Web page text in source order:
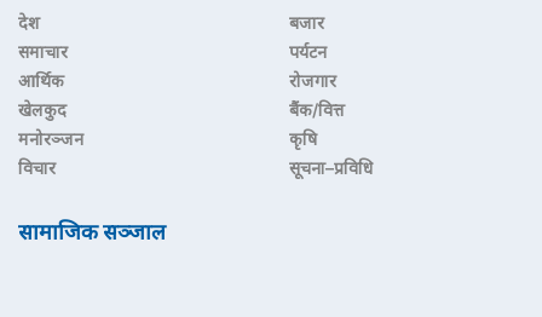
देश
समाचार
आर्थिक
खेलकुद
मनोरञ्जन
विचार
बजार
पर्यटन
रोजगार
बैंक/वित्त
कृषि
सूचना–प्रविधि
सामाजिक सञ्जाल